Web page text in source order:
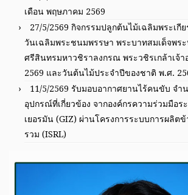
เดือน พฤษภาคม 2569
27/5/2569 กิจกรรมปลูกต้นไม้เฉลิมพระเกี
วันเฉลิมพระชนมพรรษา พระบาทสมเด็จพร
ศรีสินทรมหาวชิราลงกรณ พระวชิรเกล้าเจ้า
2569 และวันต้นไม้ประจำปีของชาติ พ.ศ.
11/5/2569 รับมอบอากาศยานไร้คนขับ จำ
อุปกรณ์ที่เกี่ยวข้อง จากองค์กรความร่วมมือร
เยอรมัน (GIZ) ผ่านโครงการระบบการผลิต
รวม (ISRL)